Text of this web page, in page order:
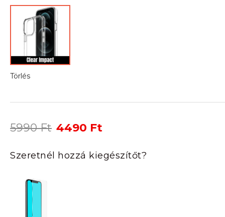
Törlés
5990Ft Original
was:
5990 Ft.
4490 Ft
is:
4490 Ft.
Szeretnél hozzá kiegészítőt?